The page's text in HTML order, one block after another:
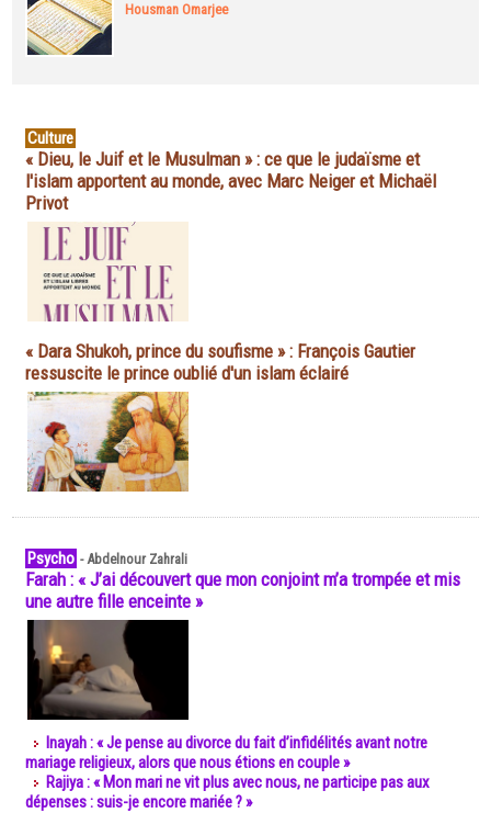
Housman Omarjee
Culture
« Dieu, le Juif et le Musulman » : ce que le judaïsme et
l'islam apportent au monde, avec Marc Neiger et Michaël
Privot
« Dara Shukoh, prince du soufisme » : François Gautier
ressuscite le prince oublié d'un islam éclairé
Psycho -Abdelnour Zahrali
Farah : « J’ai découvert que mon conjoint m’a trompée et mis
une autre fille enceinte »
Inayah : « Je pense au divorce du fait d’infidélités avant notre
mariage religieux, alors que nous étions en couple »
Rajiya : « Mon mari ne vit plus avec nous, ne participe pas aux
dépenses : suis-je encore mariée ? »